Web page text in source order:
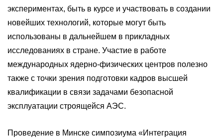
экспериментах, быть в курсе и участвовать в создании
новейших технологий, которые могут быть
использованы в дальнейшем в прикладных
исследованиях в стране. Участие в работе
международных ядерно-физических центров полезно
также с точки зрения подготовки кадров высшей
квалификации в связи задачами безопасной
эксплуатации строящейся АЭС.
Проведение в Минске симпозиума «Интеграция